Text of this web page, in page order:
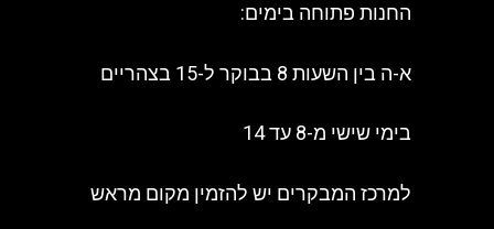
החנות פתוחה בימים:
א-ה בין השעות 8 בבוקר ל-15 בצהריים
בימי שישי מ-8 עד 14
למרכז המבקרים יש להזמין מקום מראש